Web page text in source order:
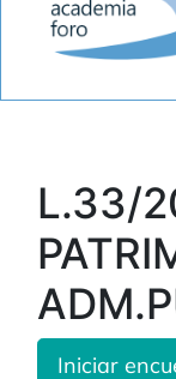
L.33/
Iniciar